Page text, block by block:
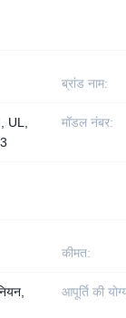
ब्रांड नाम:
मॉडल नंबर:
कीमत:
आपूर्ति की